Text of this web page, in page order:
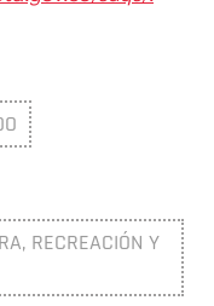
RECREACIÓN Y